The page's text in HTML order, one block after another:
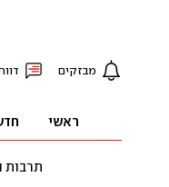
מבזקים
ראשי
תרבות